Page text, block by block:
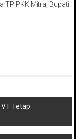
TP PKK Mitra, Bupati
VT Tetap